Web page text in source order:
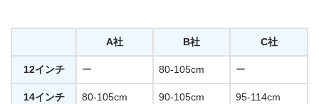
A社 B社 C社
12インチ ー 80-105cm ー
14インチ 80-105cm 90-105cm 95-114cm